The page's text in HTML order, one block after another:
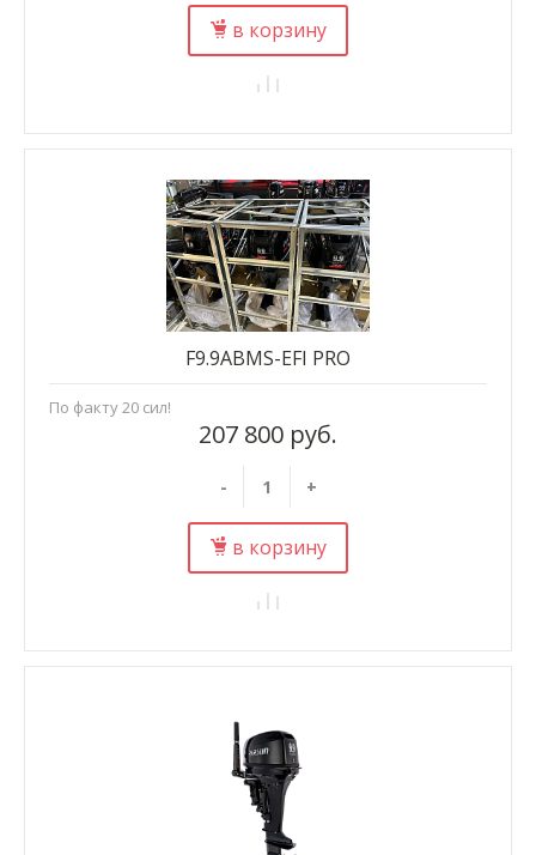
в корзину
207 800 руб.
- +
в корзину
F9.9ABMS-EFI PRO
По факту 20 сил!